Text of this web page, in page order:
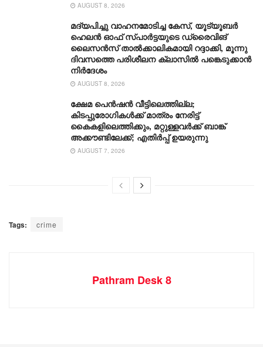
AUGUST 8, 2026
മദ്യപിച്ചു വാഹനമോടിച്ച കേസ്, യൂട്യൂബർ
ഹെലൻ ഓഫ് സ്പാർട്ടയുടെ ഡ്രൈവിങ്
ലൈസൻസ് താൽക്കാലികമായി റദ്ദാക്കി, മൂന്നു
ദിവസത്തെ പരിശീലന ക്ലാസിൽ പങ്കെടുക്കാൻ
നിർദേശം
AUGUST 8, 2026
ക്ഷേമ പെൻഷൻ വീട്ടിലെത്തില്ല;
കിടപ്പുരോഗികൾക്ക് മാത്രം നേരിട്ട്
കൈകളിലെത്തിക്കും, മറ്റുള്ളവർക്ക് ബാങ്ക്
അക്കൗണ്ടിലേക്ക്; എതിർപ്പ് ഉയരുന്നു
AUGUST 7, 2026
Tags: crime
Pathram Desk 8